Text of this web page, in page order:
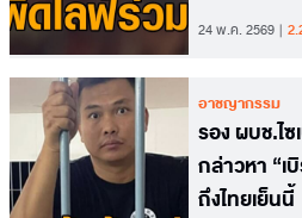
24 พ.ค. 2569
อาชญากรรม
รอง ผบช.ไ
กล่าวหา “เ
ถึงไทยเย็นนี้